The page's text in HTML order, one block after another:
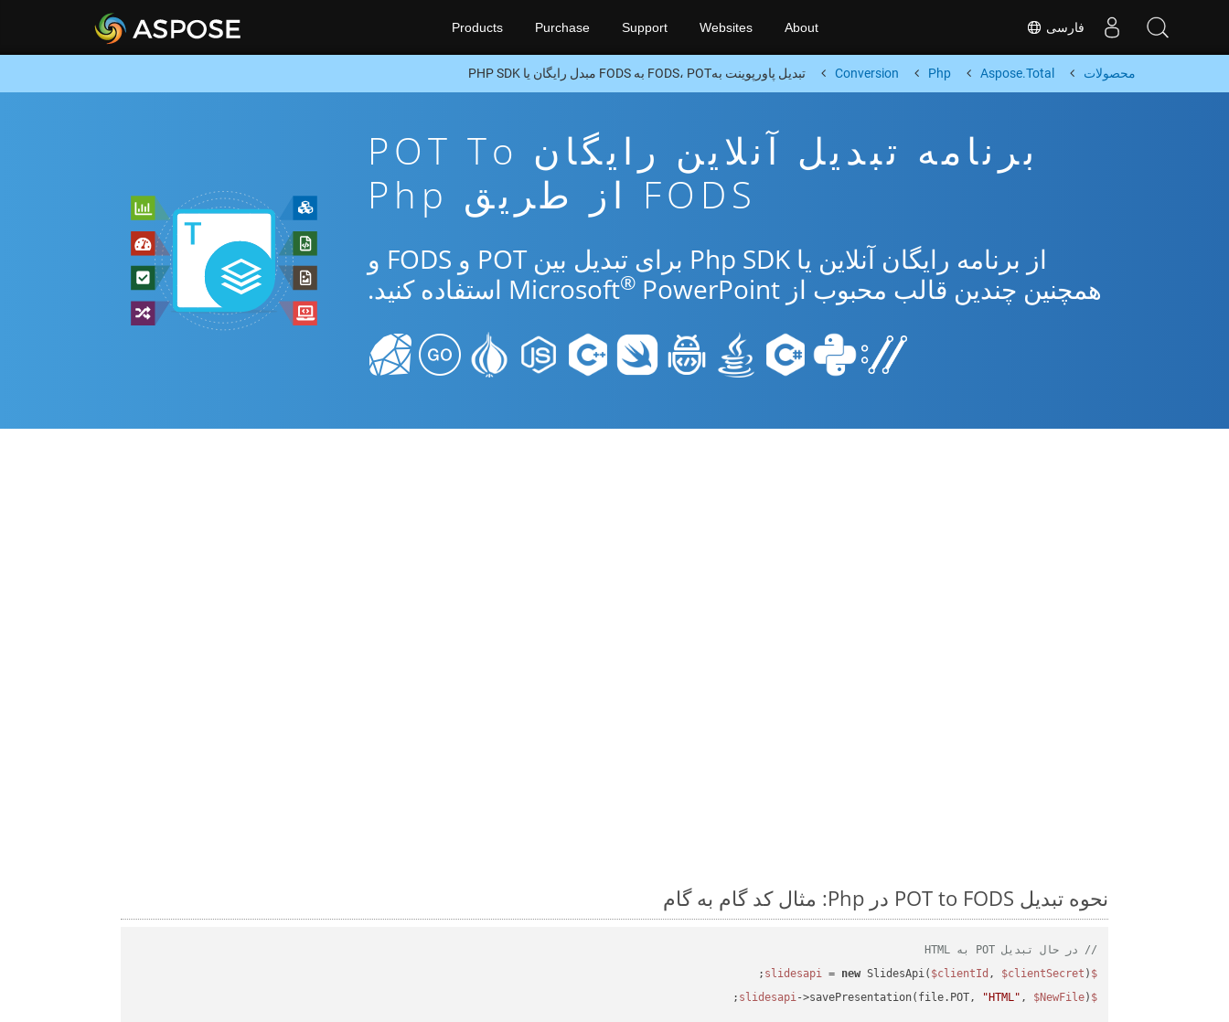
فارسی Products Purchase Support Websites About
محصولات Aspose.Total
Php
Conversion تبدیل پاورپوینت بهFODS، POT به FODS مبدل رایگان یا PHP SDK
برنامه تبدیل آنلاین رایگان POT To
FODS از طریق Php
از برنامه رایگان آنلاین یا Php SDK برای تبدیل بین POT و FODS و
همچنین چندین قالب محبوب از Microsoft
® PowerPoint استفاده کنید.
نحوه تبدیل POT to FODS در Php: مثال کد گام به گام
// در حال تبدیل POT به HTML
$slidesapi
= new SlidesApi( $clientId , $clientSecret );
$slidesapi
->savePresentation(file.POT, "HTML" , $NewFile